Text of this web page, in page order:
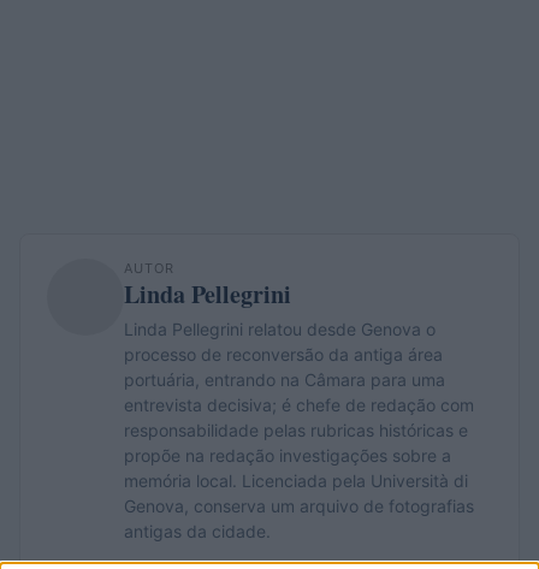
AUTOR
Linda Pellegrini
Linda Pellegrini relatou desde Genova o
processo de reconversão da antiga área
portuária, entrando na Câmara para uma
entrevista decisiva; é chefe de redação com
responsabilidade pelas rubricas históricas e
propõe na redação investigações sobre a
memória local. Licenciada pela Università di
Genova, conserva um arquivo de fotografias
antigas da cidade.